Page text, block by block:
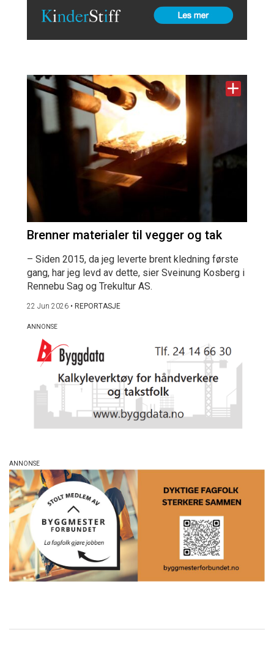
Brenner materialer til vegger og tak
– Siden 2015, da jeg leverte brent kledning første
gang, har jeg levd av dette, sier Sveinung Kosberg i
Rennebu Sag og Trekultur AS.
22 Jun 2026 • REPORTASJE